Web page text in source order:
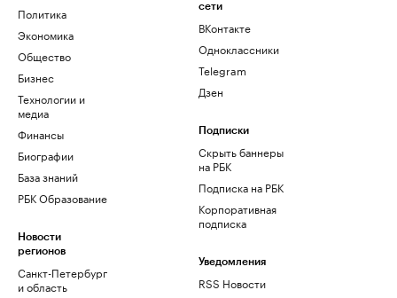
Политика
Экономика
Общество
Бизнес
Технологии и
медиа
Финансы
Биографии
База знаний
РБК Образование
Новости
регионов
Санкт-Петербург
и область
сети
ВКонтакте
Одноклассники
Telegram
Дзен
Подписки
Скрыть баннеры
на РБК
Подписка на РБК
Корпоративная
подписка
Уведомления
RSS Новости